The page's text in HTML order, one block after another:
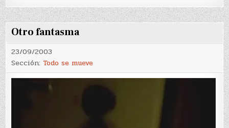
Otro fantasma
23/09/2003
Sección: Todo se mueve